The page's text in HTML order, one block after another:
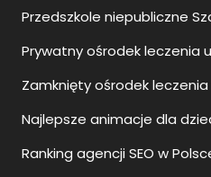
Przedszkole niepubliczne
Prywatny ośrodek leczenia
Zamknięty ośrodek
Najlepsze animacje dla
Ranking agencji SEO w